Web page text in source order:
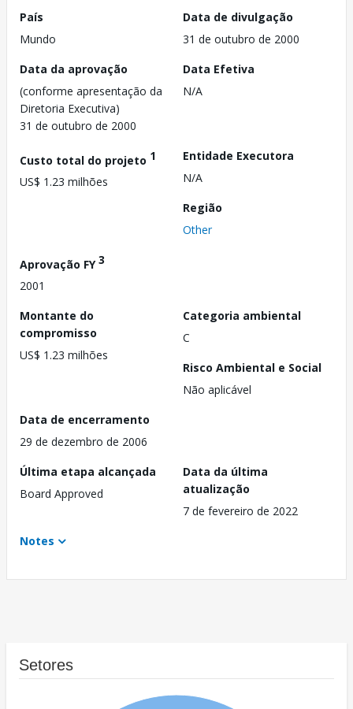
País
Mundo
Data de divulgação
31 de outubro de 2000
Data da aprovação
(conforme apresentação da
Diretoria Executiva)
31 de outubro de 2000
Data Efetiva
N/A
Custo total do projeto 1
US$ 1.23 milhões
Entidade Executora
N/A
Região
Other
Aprovação FY3
2001
Montante do
compromisso
US$ 1.23 milhões
Categoria ambiental
C
Risco Ambiental e Social
Não aplicável
Data de encerramento
29 de dezembro de 2006
Última etapa alcançada
Board Approved
Data da última
atualização
7 de fevereiro de 2022
Notes
Setores